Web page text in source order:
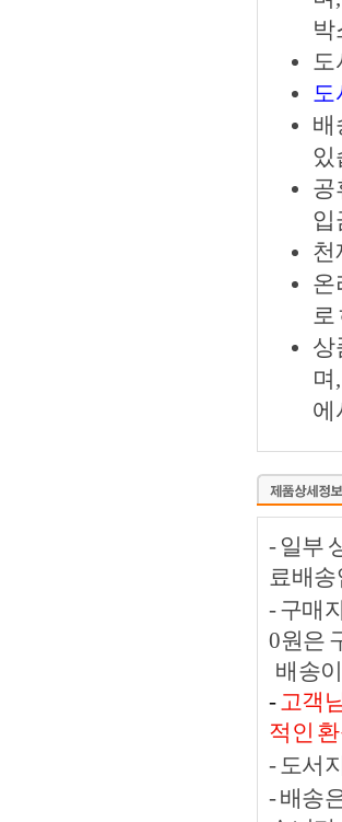
박
도
도
배
있
공
입
천
온
로
상
며
에
- 일부
료배송
- 구매
0원은
배송
-고객
적인
- 도서
- 배송